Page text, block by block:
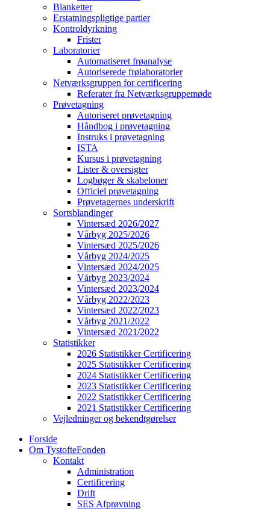
Blanketter
Erstatningspligtige partier
Kontroldyrkning
Frister
Laboratorier
Automatiseret frøanalyse
Autoriserede frølaboratorier
Netværksgruppen for certificering
Referater fra Netværksgruppemøde
Prøvetagning
Autoriseret prøvetagning
Håndbog i prøvetagning
Instruks i prøvetagning
ISTA
Kursus i prøvetagning
Lister & oversigter
Logbøger & skabeloner
Officiel prøvetagning
Prøvetagernes underskrift
Sortsblandinger
Vintersæd 2026/2027
Vårbyg 2025/2026
Vintersæd 2025/2026
Vårbyg 2024/2025
Vintersæd 2024/2025
Vårbyg 2023/2024
Vintersæd 2023/2024
Vårbyg 2022/2023
Vintersæd 2022/2023
Vårbyg 2021/2022
Vintersæd 2021/2022
Statistikker
2026 Statistikker Certificering
2025 Statistikker Certificering
2024 Statistikker Certificering
2023 Statistikker Certificering
2022 Statistikker Certificering
2021 Statistikker Certificering
Vejledninger og bekendtgørelser
Forside
Om TystofteFonden
Kontakt
Administration
Certificering
Drift
SES Afprøvning